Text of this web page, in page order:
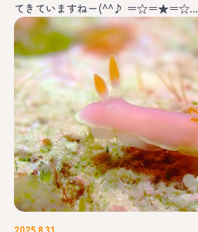
てきていますねー(^^♪ ＝☆＝★＝☆…